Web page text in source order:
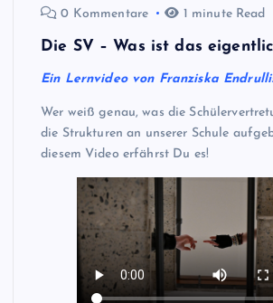
0 Kommentare 1 minute Read
Die SV – Was ist das
Ein Lernvideo von Franziska
Wer weiß genau, was die
die Strukturen an unserer Schule
diesem Video erfährst Du es!